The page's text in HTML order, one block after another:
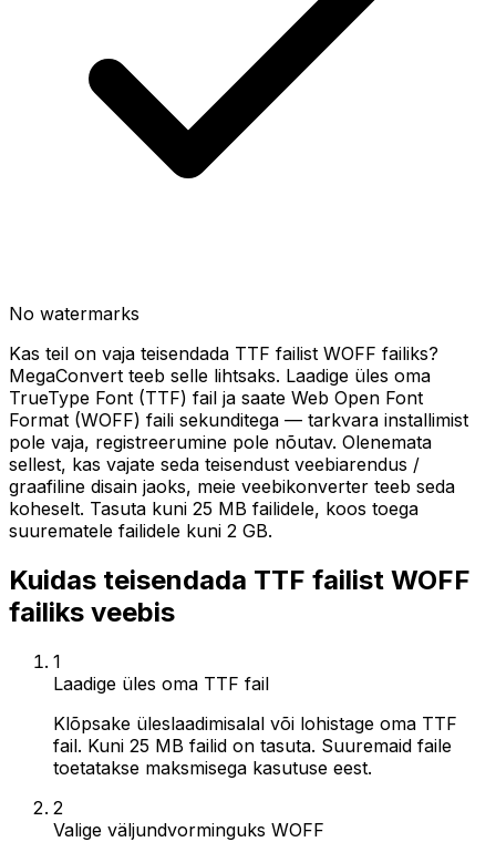
No watermarks
Kas teil on vaja teisendada TTF failist WOFF failiks?
MegaConvert teeb selle lihtsaks. Laadige üles oma
TrueType Font (TTF) fail ja saate Web Open Font
Format (WOFF) faili sekunditega — tarkvara installimist
pole vaja, registreerumine pole nõutav. Olenemata
sellest, kas vajate seda teisendust veebiarendus /
graafiline disain jaoks, meie veebikonverter teeb seda
koheselt. Tasuta kuni 25 MB failidele, koos toega
suurematele failidele kuni 2 GB.
Kuidas teisendada TTF failist WOFF
failiks veebis
1
Laadige üles oma TTF fail
Klõpsake üleslaadimisalal või lohistage oma TTF
fail. Kuni 25 MB failid on tasuta. Suuremaid faile
toetatakse maksmisega kasutuse eest.
2
Valige väljundvorminguks WOFF